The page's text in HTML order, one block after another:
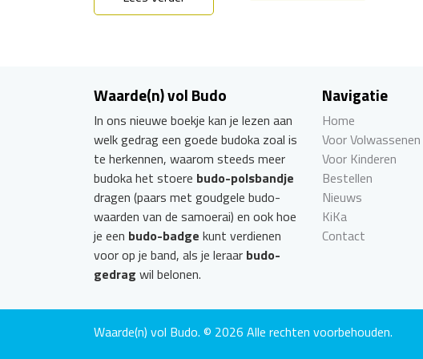
heeft
kan
worden
op
de
productpagina
Waarde(n) vol Budo
In ons nieuwe boekje kan je lezen aan
welk gedrag een goede budoka zoal is
te herkennen, waarom steeds meer
budoka het stoere budo-polsbandje
dragen (paars met goudgele budo-
waarden van de samoerai) en ook hoe
je een budo-badge kunt verdienen
voor op je band, als je leraar budo-
gedrag wil belonen.
Navigatie
Home
Voor Volwassenen
Voor Kinderen
Bestellen
Nieuws
KiKa
Contact
Waarde(n) vol Budo. © 2026 Alle rechten voorbehouden.